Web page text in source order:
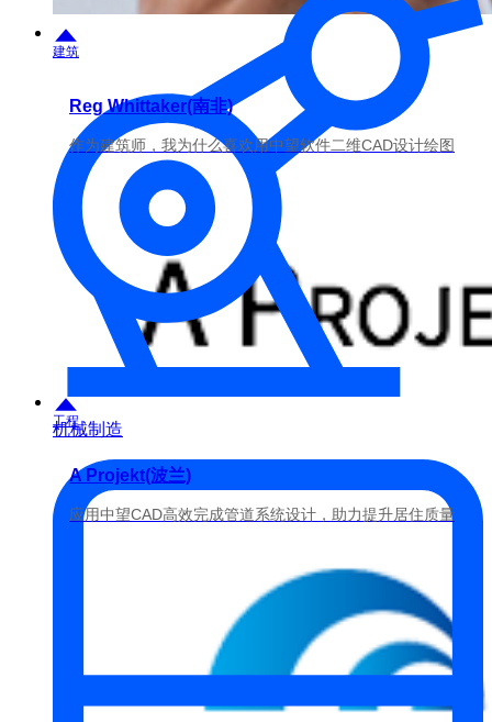
机械制造
建筑
Reg Whittaker(南非)
作为建筑师，我为什么喜欢用中望软件二维CAD设计绘图
工程
A Projekt(波兰)
应用中望CAD高效完成管道系统设计，助力提升居住质量